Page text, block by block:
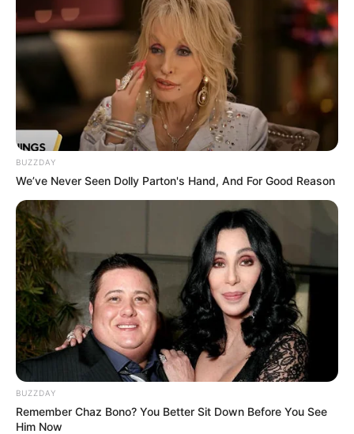
BUZZDAY
We’ve Never Seen Dolly Parton's Hand, And For Good Reason
BUZZDAY
Remember Chaz Bono? You Better Sit Down Before You See
Him Now